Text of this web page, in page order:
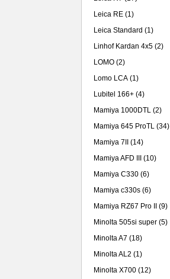
Leica RE (1)
Leica Standard (1)
Linhof Kardan 4x5 (2)
LOMO (2)
Lomo LCA (1)
Lubitel 166+ (4)
Mamiya 1000DTL (2)
Mamiya 645 ProTL (34)
Mamiya 7II
(14)
Mamiya AFD III
(10)
Mamiya C330 (6)
Mamiya c330s (6)
Mamiya RZ67 Pro II
(9)
Minolta 505si super (5)
Minolta A7 (18)
Minolta AL2 (1)
Minolta X700 (12)